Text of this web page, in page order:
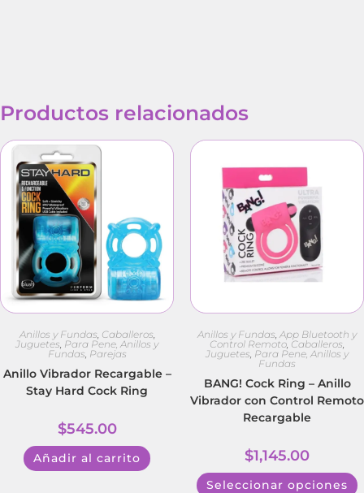
Productos relacionados
Anillos y Fundas Caballeros
Juguetes Para Pene, Anillos y
Fundas Parejas
Anillo Vibrador Recargable –
Stay Hard Cock Ring
$545.00
Añadir al carrito
Anillos y Fundas App Bluetooth y
Control Remoto Caballeros
Juguetes Para Pene, Anillos y
Fundas
BANG! Cock Ring – Anillo
Vibrador con Control Remoto
Recargable
$1,145.00
Seleccionar opciones